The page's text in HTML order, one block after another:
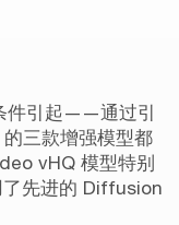
件引起——通过引
三款增强模型都
vHQ 模型特别
了先进的 Diffusion